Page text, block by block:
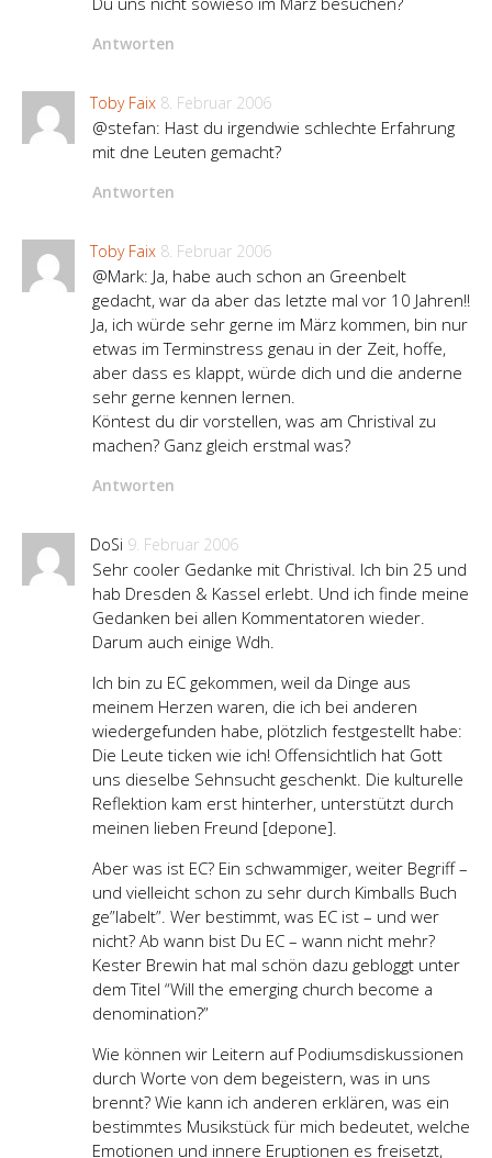
Antworten
Toby Faix 8. Februar 2006
@stefan: Hast du irgendwie schlechte Erfahrung
mit dne Leuten gemacht?
Antworten
Toby Faix 8. Februar 2006
@Mark: Ja, habe auch schon an Greenbelt
gedacht, war da aber das letzte mal vor 10 Jahren!!
Ja, ich würde sehr gerne im März kommen, bin nur
etwas im Terminstress genau in der Zeit, hoffe,
aber dass es klappt, würde dich und die anderne
sehr gerne kennen lernen.
Köntest du dir vorstellen, was am Christival zu
machen? Ganz gleich erstmal was?
Antworten
DoSi 9. Februar 2006
Sehr cooler Gedanke mit Christival. Ich bin 25 und
hab Dresden & Kassel erlebt. Und ich finde meine
Gedanken bei allen Kommentatoren wieder.
Darum auch einige Wdh.
Ich bin zu EC gekommen, weil da Dinge aus
meinem Herzen waren, die ich bei anderen
wiedergefunden habe, plötzlich festgestellt habe:
Die Leute ticken wie ich! Offensichtlich hat Gott
uns dieselbe Sehnsucht geschenkt. Die kulturelle
Reflektion kam erst hinterher, unterstützt durch
meinen lieben Freund [depone].
Aber was ist EC? Ein schwammiger, weiter Begriff –
und vielleicht schon zu sehr durch Kimballs Buch
ge”labelt”. Wer bestimmt, was EC ist – und wer
nicht? Ab wann bist Du EC – wann nicht mehr?
Kester Brewin hat mal schön dazu gebloggt unter
dem Titel “Will the emerging church become a
denomination?”
Wie können wir Leitern auf Podiumsdiskussionen
durch Worte von dem begeistern, was in uns
brennt? Wie kann ich anderen erklären, was ein
bestimmtes Musikstück für mich bedeutet, welche
Emotionen und innere Eruptionen es freisetzt,